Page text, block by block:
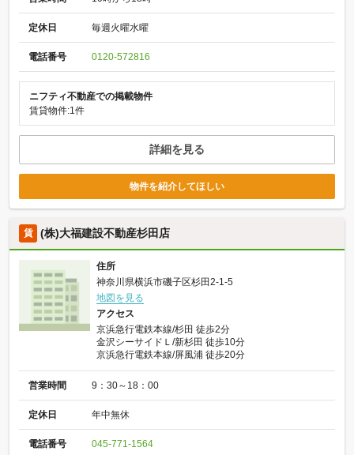
定休日 毎週火曜水曜
電話番号 0120-572816
ニフティ不動産での掲載物件
賃貸物件:1件
詳細を見る
物件を紹介してほしい
賃 (株)大福建設不動産杉田店
住所
神奈川県横浜市磯子区杉田2-1-5
地図を見る
アクセス
京浜急行電鉄本線/杉田 徒歩2分
金沢シーサイドＬ/新杉田 徒歩10分
京浜急行電鉄本線/屏風浦 徒歩20分
営業時間 9：30～18：00
定休日 年中無休
電話番号 045-771-1564